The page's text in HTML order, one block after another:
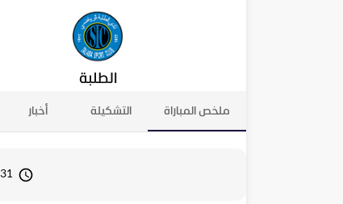
الطلبة
ملخص المباراة التشكيلة أخبار
31 ديسمبر 2025 15:30